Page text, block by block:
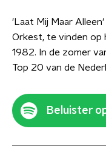
'Laat Mij Maar
Orkest, te vinden op
1982. In de zomer
Top 20 van de
Beluister